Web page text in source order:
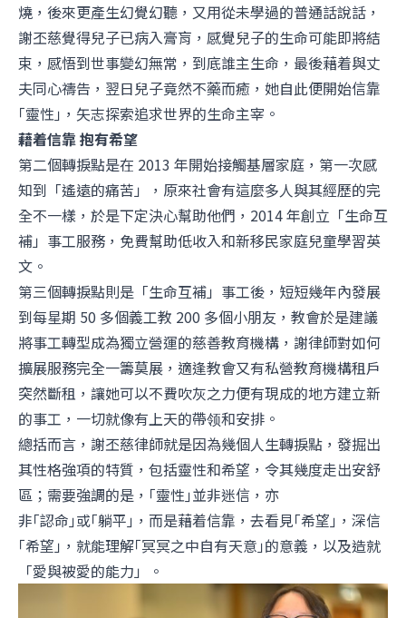
燒，後來更產生幻覺幻聽，又用從未學過的普通話說話，
謝丕慈覺得兒子已病入膏肓，感覺兒子的生命可能即將結
束，感悟到世事變幻無常，到底誰主生命，最後藉着與丈
夫同心禱告，翌日兒子竟然不藥而癒，她自此便開始信靠
｢靈性｣，矢志探索追求世界的生命主宰。
藉着信靠 抱有希望
第二個轉捩點是在 2013 年開始接觸基層家庭，第一次感
知到「遙遠的痛苦」，原來社會有這麼多人與其經歷的完
全不一樣，於是下定決心幫助他們，2014 年創立「生命互
補」事工服務，免費幫助低收入和新移民家庭兒童學習英
文。
第三個轉捩點則是「生命互補」事工後，短短幾年內發展
到每星期 50 多個義工教 200 多個小朋友，教會於是建議
將事工轉型成為獨立營運的慈善教育機構，謝律師對如何
擴展服務完全一籌莫展，適逢教會又有私營教育機構租戶
突然斷租，讓她可以不費吹灰之力便有現成的地方建立新
的事工，一切就像有上天的帶领和安排。
總括而言，謝丕慈律師就是因為幾個人生轉捩點，發掘出
其性格強項的特質，包括靈性和希望，令其幾度走出安舒
區；需要強調的是，｢靈性｣並非迷信，亦
非｢認命｣或｢躺平｣，而是藉着信靠，去看見｢希望｣，深信
｢希望｣，就能理解｢冥冥之中自有天意｣的意義，以及造就
「愛與被愛的能力」。